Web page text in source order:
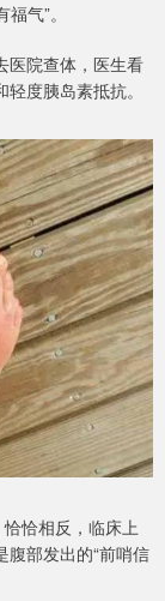
气”。
医院查体，医生看
度胰岛素抵抗。
恰相反，临床上
腹部发出的“前哨信